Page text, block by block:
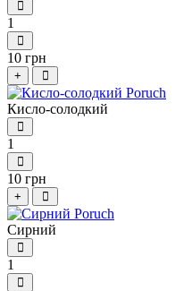
1
10 грн
+
Кисло-солодкий
1
10 грн
+
Сирний
1